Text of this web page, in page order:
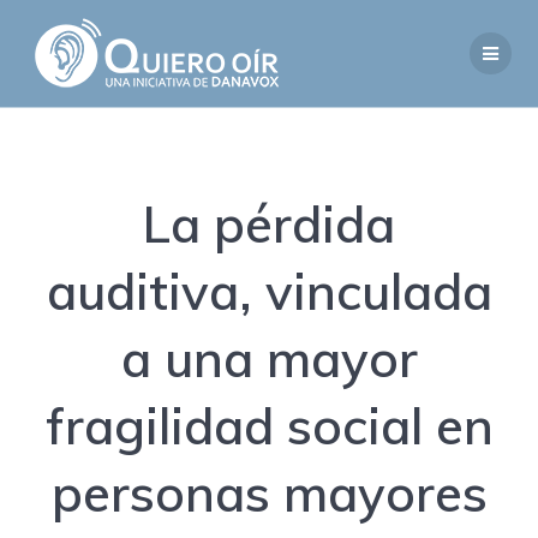
contenido
La pérdida
auditiva, vinculada
a una mayor
fragilidad social en
personas mayores